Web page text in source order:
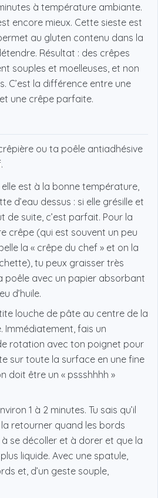
à température ambiante.
encore mieux. Cette sieste est
au gluten contenu dans la
Résultat : des crêpes
souples et moelleuses, et non
C’est la différence entre une
une crêpe parfaite.
ou ta poêle antiadhésive
elle est à la bonne température,
d’eau dessus : si elle grésille et
de suite, c’est parfait. Pour la
crêpe (qui est souvent un peu
la « crêpe du chef » et on la
tu peux graisser très
poêle avec un papier absorbant
d’huile.
louche de pâte au centre de la
Immédiatement, fais un
rotation avec ton poignet pour
sur toute la surface en une fine
doit être un « pssshhhh »
1 à 2 minutes. Tu sais qu’il
retourner quand les bords
se décoller et à dorer et que la
liquide. Avec une spatule,
et, d’un geste souple,